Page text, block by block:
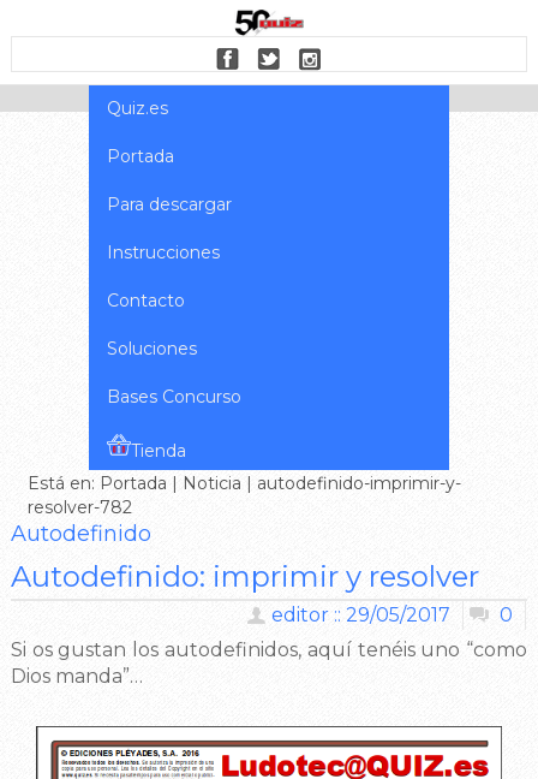
Quiz.es
Portada
Para descargar
Instrucciones
Contacto
Soluciones
Bases Concurso
Tienda
Está en: Portada | Noticia | autodefinido-imprimir-y-
resolver-782
Autodefinido
Autodefinido: imprimir y resolver
0
editor :: 29/05/2017
Si os gustan los autodefinidos, aquí tenéis uno “como
Dios manda”…